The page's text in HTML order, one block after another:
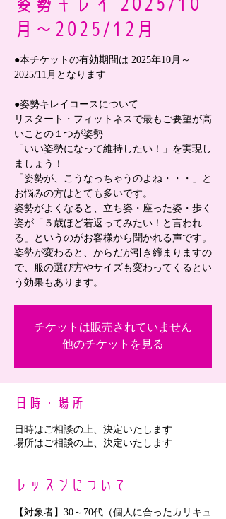
月～2025/12月
●本チケットの有効期間は 2025年10月～
2025/11月となります
●姿勢キレイコースについて
リスタート・フィットネスで最もご要望が高
いことの１つが姿勢
「いい姿勢になって維持したい！」を実現し
ましょう！
「姿勢が、こうなっちゃうのよね・・・」と
お悩みの方はとても多いです。
姿勢がよくなると、立ち姿・座った姿・歩く
姿が「５歳ほど若返ってみたい！と言われ
る」というのがお客様から聞かれる声です。
姿勢が変わると、からだが引き締まりますの
で、服の選び方やサイズも変わってくるとい
う効果もあります。
チケットは販売されていません
他のチケットを見る
日時・場所
日時はご相談の上、決定いたします
場所はご相談の上、決定いたします
レッスンについて
【対象者】30～70代（個人に合ったカリキュ